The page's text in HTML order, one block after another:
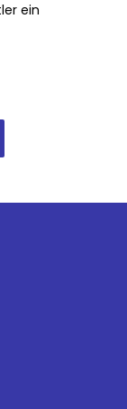
ein